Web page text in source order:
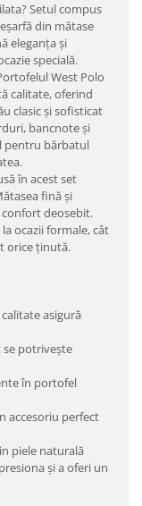
Setul compus
din mătase
eleganța și
specială.
West Polo
calitate, oferind
clasic și sofisticat
bancnote și
pentru bărbatul
în acest set
fină și
confort deosebit.
ocazii formale, cât
orice ținută.
asigură
se potrivește
în portofel
accesoriu perfect
piele naturală
și a oferi un